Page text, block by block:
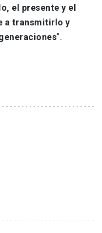
el presente y el
a transmitirlo y
”.